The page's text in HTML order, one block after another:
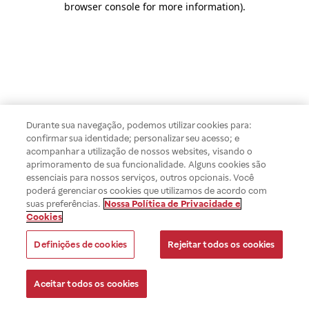
browser console for more information).
Durante sua navegação, podemos utilizar cookies para:
confirmar sua identidade; personalizar seu acesso; e
acompanhar a utilização de nossos websites, visando o
aprimoramento de sua funcionalidade. Alguns cookies são
essenciais para nossos serviços, outros opcionais. Você
poderá gerenciar os cookies que utilizamos de acordo com
suas preferências. Nossa Política de Privacidade e
Cookies
Definições de cookies Rejeitar todos os cookies
Aceitar todos os cookies